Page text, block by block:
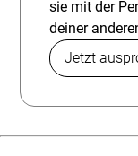
sie mit der
deiner
Jetzt